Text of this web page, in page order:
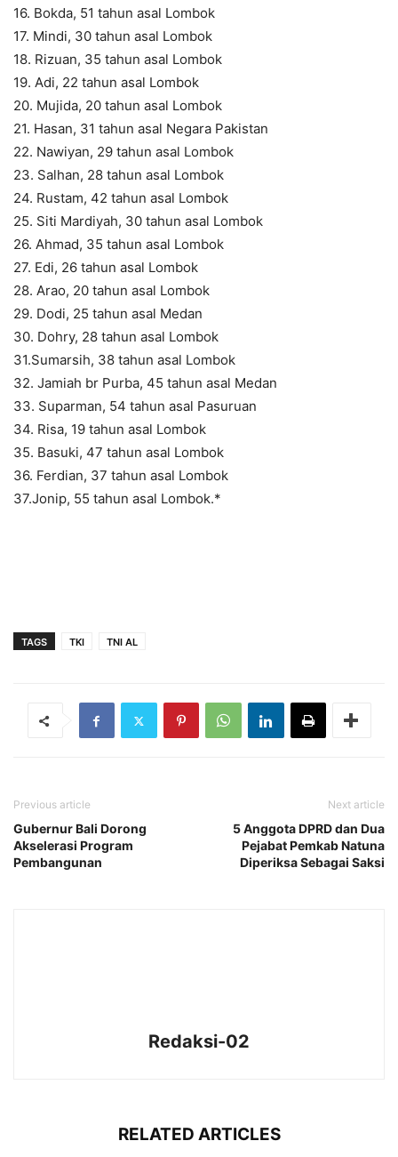
16. Bokda, 51 tahun asal Lombok
17. Mindi, 30 tahun asal Lombok
18. Rizuan, 35 tahun asal Lombok
19. Adi, 22 tahun asal Lombok
20. Mujida, 20 tahun asal Lombok
21. Hasan, 31 tahun asal Negara Pakistan
22. Nawiyan, 29 tahun asal Lombok
23. Salhan, 28 tahun asal Lombok
24. Rustam, 42 tahun asal Lombok
25. Siti Mardiyah, 30 tahun asal Lombok
26. Ahmad, 35 tahun asal Lombok
27. Edi, 26 tahun asal Lombok
28. Arao, 20 tahun asal Lombok
29. Dodi, 25 tahun asal Medan
30. Dohry, 28 tahun asal Lombok
31.Sumarsih, 38 tahun asal Lombok
32. Jamiah br Purba, 45 tahun asal Medan
33. Suparman, 54 tahun asal Pasuruan
34. Risa, 19 tahun asal Lombok
35. Basuki, 47 tahun asal Lombok
36. Ferdian, 37 tahun asal Lombok
37.Jonip, 55 tahun asal Lombok.*
TAGS TKI TNI AL
Previous article
Gubernur Bali Dorong
Akselerasi Program
Pembangunan
Next article
5 Anggota DPRD dan Dua
Pejabat Pemkab Natuna
Diperiksa Sebagai Saksi
Redaksi-02
RELATED ARTICLES